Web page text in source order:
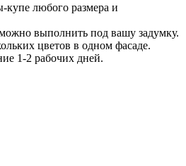
купе любого размера и
выполнить под вашу задумку.
цветов в одном фасаде.
1-2 рабочих дней.